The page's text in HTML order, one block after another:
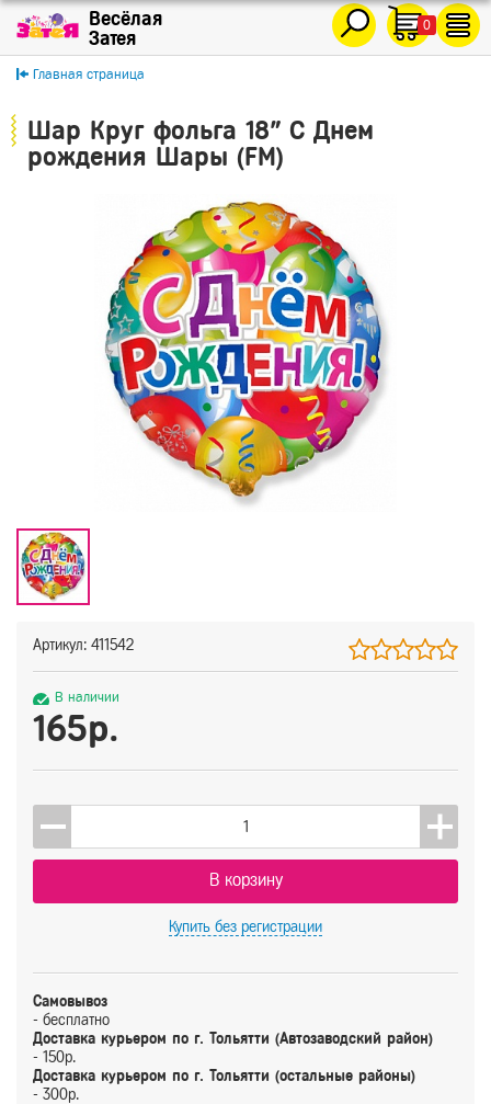
0
Главная страница
Шар Круг фольга 18" С Днем
рождения Шары (FM)
Артикул: 411542
В наличии
165р.
В корзину
Купить без регистрации
Самовывоз
- бесплатно
Доставка курьером по г. Тольятти (Автозаводский район)
- 150р.
Доставка курьером по г. Тольятти (остальные районы)
- 300р.